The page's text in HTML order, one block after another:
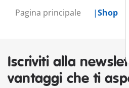
Pagina principale Shop
Iscriviti alla
vantaggi che ti